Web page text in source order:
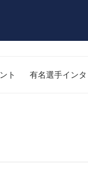
ト 有名選手イン